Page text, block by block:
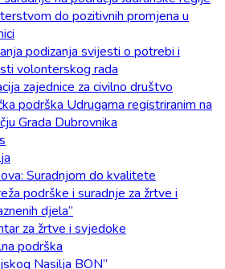
do pozitivnih promjena u
podizanja svijesti o potrebi i
volonterskog rada
zajednice za civilno društvo
podrška Udrugama registriranim na
Grada Dubrovnika
Suradnjom do kvalitete
podrške i suradnje za žrtve i
djela”
za žrtve i svjedoke
podrška
Nasilja BON”